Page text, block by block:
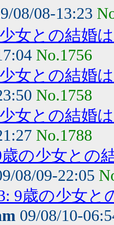
08/08-13:23
女との結婚
No.1756
女との結婚
No.1758
女との結婚
No.1788
歳の少女との
08/09-22:05
9歳の少女
09/08/10-